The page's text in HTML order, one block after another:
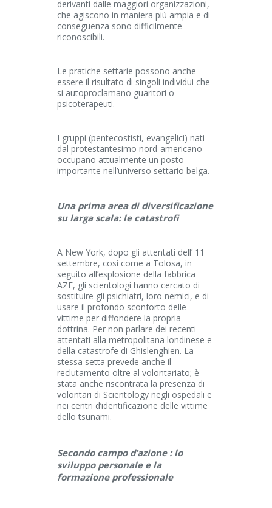
derivanti dalle maggiori organizzazioni,
che agiscono in maniera più ampia e di
conseguenza sono difficilmente
riconoscibili.
Le pratiche settarie possono anche
essere il risultato di singoli individui che
si autoproclamano guaritori o
psicoterapeuti.
I gruppi (pentecostisti, evangelici) nati
dal protestantesimo nord-americano
occupano attualmente un posto
importante nell’universo settario belga.
Una prima area di diversificazione
su larga scala: le catastrofi
A New York, dopo gli attentati dell’ 11
settembre, così come a Tolosa, in
seguito all’esplosione della fabbrica
AZF, gli scientologi hanno cercato di
sostituire gli psichiatri, loro nemici, e di
usare il profondo sconforto delle
vittime per diffondere la propria
dottrina. Per non parlare dei recenti
attentati alla metropolitana londinese e
della catastrofe di Ghislenghien. La
stessa setta prevede anche il
reclutamento oltre al volontariato; è
stata anche riscontrata la presenza di
volontari di Scientology negli ospedali e
nei centri d’identificazione delle vittime
dello tsunami.
Secondo campo d’azione : lo
sviluppo personale e la
formazione professionale